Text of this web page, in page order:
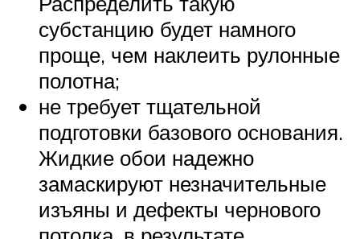
субстанцию будет намного
проще, чем наклеить рулонные
полотна;
не требует тщательной
подготовки базового основания.
Жидкие обои надежно
замаскируют незначительные
изъяны и дефекты чернового